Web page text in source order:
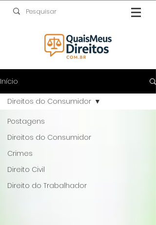
Início
Postagens
Direitos do Consumidor
Crimes
Direito Civil
Direito do Trabalhador
Direitos do Consumidor